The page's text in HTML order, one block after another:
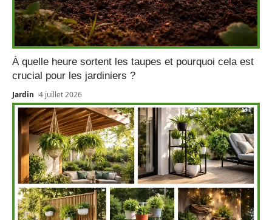
À quelle heure sortent les taupes et pourquoi cela est
crucial pour les jardiniers ?
Jardin 4 juillet 2026